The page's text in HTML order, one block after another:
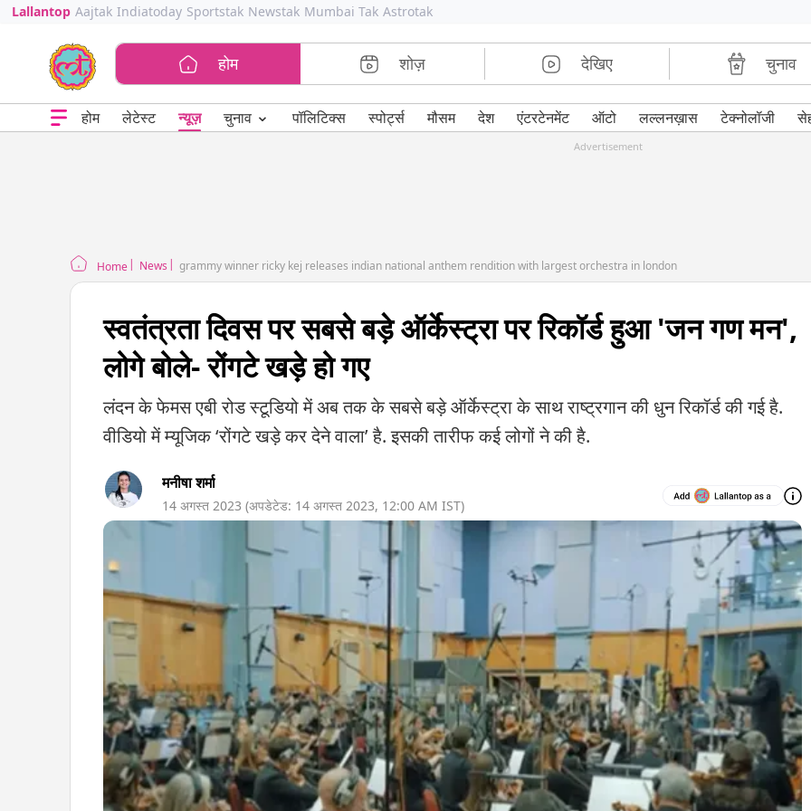
Lallantop Aajtak Indiatoday Sportstak Newstak Mumbai Tak Astrotak
होम शोज़ देखिए चुनाव
होम लेटेस्ट न्यूज़ चुनाव ⌄ पॉलिटिक्स स्पोर्ट्स मौसम देश एंटरटेनमेंट ऑटो लल्लनख़ास टेक्नोलॉजी
Advertisement
Home News grammy winner ricky kej releases indian national anthem rendition with largest orchestra in london
स्वतंत्रता दिवस पर सबसे बड़े ऑर्केस्ट्रा पर रिकॉर्ड हुआ 'जन गण मन',
लोगे बोले- रोंगटे खड़े हो गए
लंदन के फेमस एबी रोड स्टूडियो में अब तक के सबसे बड़े ऑर्केस्ट्रा के साथ राष्ट्रगान की धुन रिकॉर्ड की गई है.
वीडियो में म्यूजिक ‘रोंगटे खड़े कर देने वाला’ है. इसकी तारीफ कई लोगों ने की है.
मनीषा शर्मा
14 अगस्त 2023 (अपडेटेड: 14 अगस्त 2023, 12:00 AM IST)